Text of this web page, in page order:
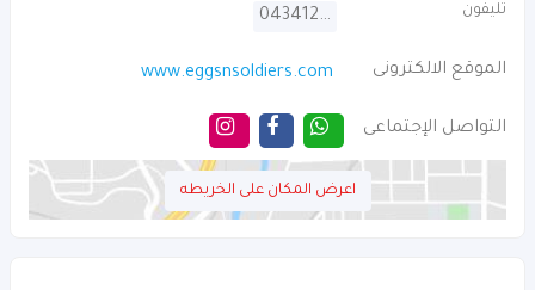
تليفون 043412806
الموقع الالكترونى www.eggsnsoldiers.com
التواصل الإجتماعى
اعرض المكان على الخريطه